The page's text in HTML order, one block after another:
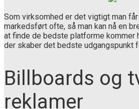
Som virksomhed er det vigtigt man
markedsført ofte, så man kan nå en
at finde de bedste platforme kommer
der skaber det bedste udgangspunkt
Billboards og
reklamer